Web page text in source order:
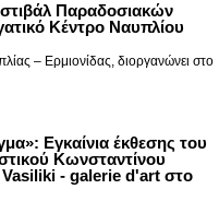
Παραδοσιακών
Κέντρο Ναυπλίου
– Ερμιονίδας, διοργανώνει στο
Εγκαίνια έκθεσης του
Κωνσταντίνου
- galerie d'art στο